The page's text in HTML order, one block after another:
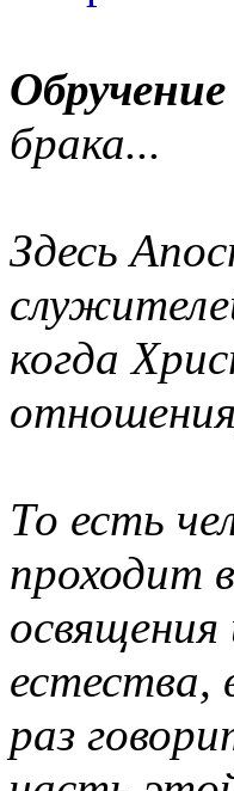
Обручение
брака...
Здесь
когда
То есть
проходит
естества,
раз